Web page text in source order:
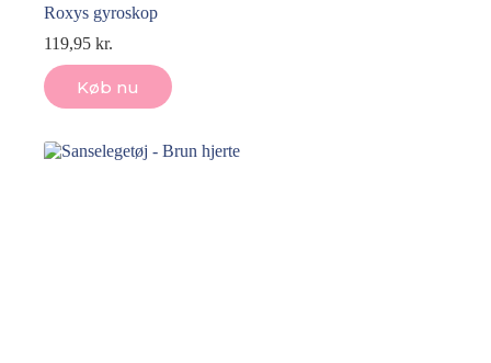
Roxys gyroskop
119,95 kr.
Køb nu